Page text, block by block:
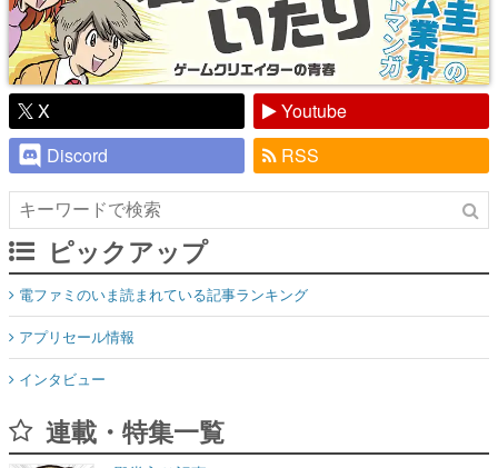
X
Youtube
Discord
RSS
ピックアップ
電ファミのいま読まれている記事ランキング
アプリセール情報
インタビュー
連載・特集一覧